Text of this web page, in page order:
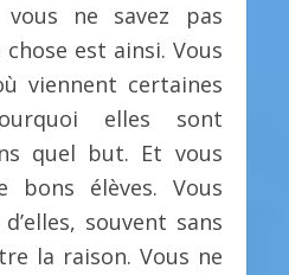
ne savez pas
est ainsi. Vous
viennent certaines
elles sont
quel but. Et vous
bons élèves. Vous
souvent sans
la raison. Vous ne